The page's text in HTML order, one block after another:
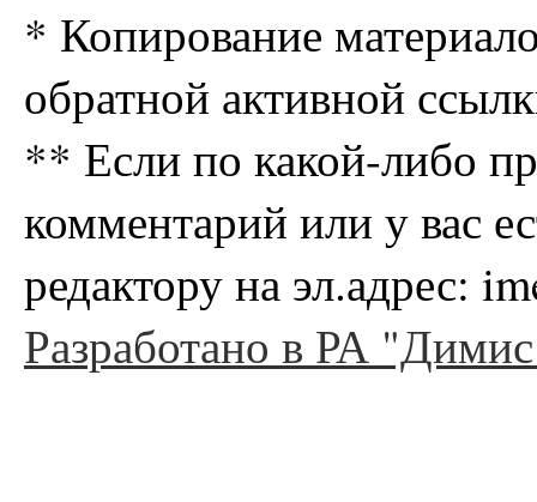
* Копирование
обратной активной
** Если по какой-либо
комментарий или у вас
редактору на эл.адрес:
Разработано в РА